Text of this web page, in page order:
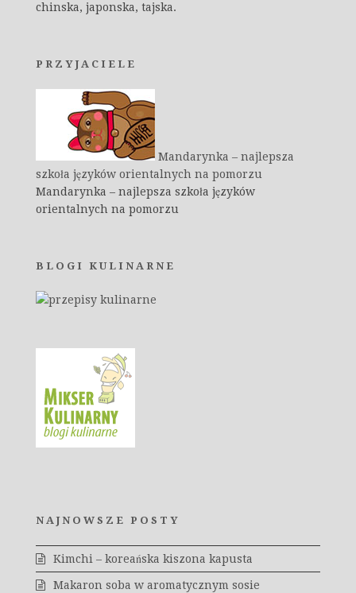
chinska, japonska, tajska.
PRZYJACIELE
Mandarynka – najlepsza
szkoła języków orientalnych na pomorzu
Mandarynka – najlepsza szkoła języków
orientalnych na pomorzu
BLOGI KULINARNE
NAJNOWSZE POSTY
Kimchi – koreańska kiszona kapusta
Makaron soba w aromatycznym sosie